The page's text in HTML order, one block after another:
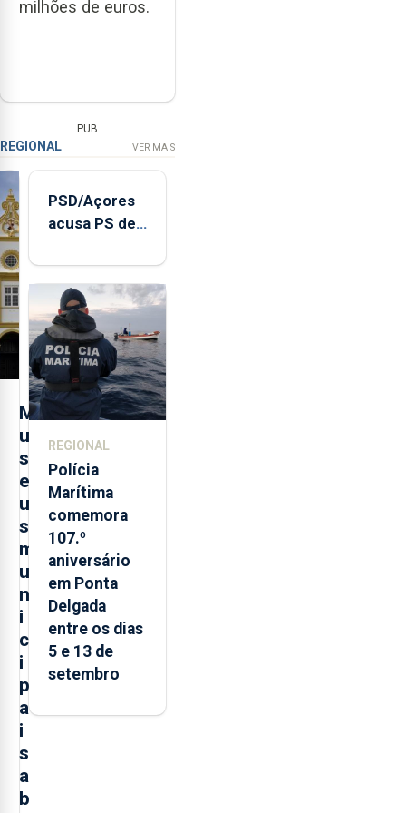
milhões de euros.
PUB
REGIONAL VER MAIS
M
u
s
e
u
s
m
u
n
i
c
i
p
a
i
s
a
b
PSD/Açores
acusa PS de
contraditória"
sobre
evolução
turística
REGIONAL
Polícia
Marítima
comemora
107.º
aniversário
em Ponta
Delgada
entre os dias
5 e 13 de
setembro